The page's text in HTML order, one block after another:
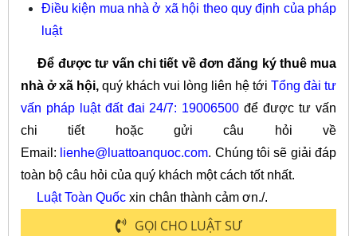
Điều kiện mua nhà ở xã hội theo quy định của pháp
luật
Để được tư vấn chi tiết về đơn đăng ký thuê mua
nhà ở xã hội, quý khách vui lòng liên hệ tớiTổng đài tư
vấn pháp luật đất đai 24/7: 19006500 để được tư vấn
chi tiết hoặc gửi câu hỏi về
Email: lienhe@luattoanquoc.com. Chúng tôi sẽ giải đáp
toàn bộ câu hỏi của quý khách một cách tốt nhất.
Luật Toàn Quốcxin chân thành cảm ơn./.
GỌI CHO LUẬT SƯ